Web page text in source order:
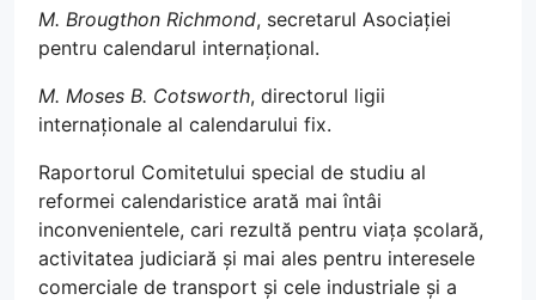
M. Brougthon Richmond, secretarul Asociației
pentru calendarul internațional.
M. Moses B. Cotsworth, directorul ligii
internaționale al calendarului fix.
Raportorul Comitetului special de studiu al
reformei calendaristice arată mai întâi
inconvenientele, cari rezultă pentru viața școlară,
activitatea judiciară și mai ales pentru interesele
comerciale de transport și cele industriale și a